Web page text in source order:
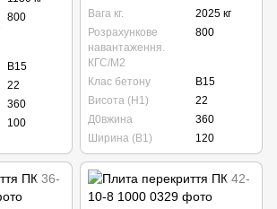
800
B15
22
360
100
Вага кг.
2025 кг
Розрахункове
навантаження.
КГС/М2
800
Клас бетону
B15
Висота (Н1)
22
Д0вжина
360
Ширина (В1)
120